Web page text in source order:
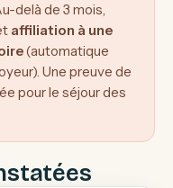
delà de 3 mois,
affiliation à une
(automatique
Une preuve de
pour le séjour des